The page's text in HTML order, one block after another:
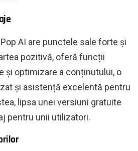
AI are punctele sale forte și
pozitivă, oferă funcții
și optimizare a conținutului, o
și asistență excelentă pentru
lipsa unei versiuni gratuite
pentru unii utilizatori.